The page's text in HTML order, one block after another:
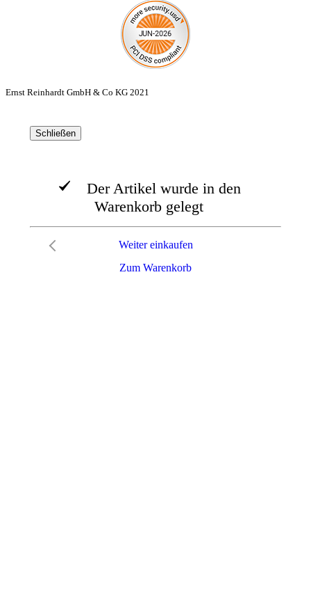
Ernst Reinhardt GmbH & Co KG 2021
Schließen
Der Artikel wurde in den
Warenkorb gelegt
Zum Warenkorb
Weiter einkaufen